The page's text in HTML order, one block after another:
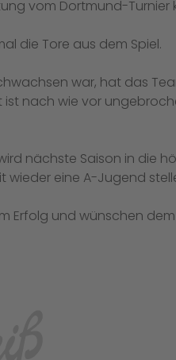
vom Dortmund-
die Tore aus dem Spiel.
war, hat das
ist nach wie vor
nächste Saison in die
wieder eine A-Jugend
Erfolg und wünschen